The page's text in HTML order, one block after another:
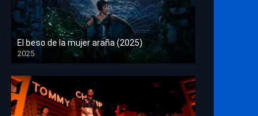
El beso de la mujer araña (2025)
2025
HD 1080p